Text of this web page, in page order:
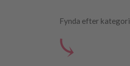
Fynda efter kategori
⤹